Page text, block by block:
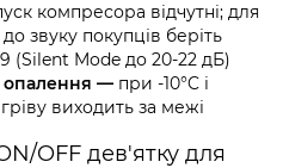
компресора відчутні; для
звуку покупців беріть
(Silent Mode до 20-22 дБ)
— при -10°C і
виходить за межі
OFF дев'ятку для